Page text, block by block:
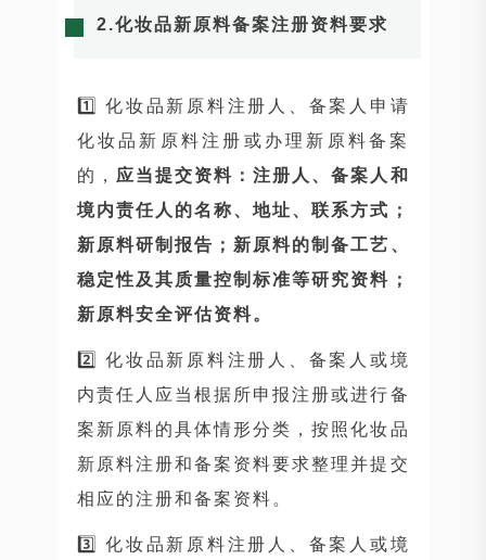
2.化妆品新原料备案注册资料要求
1️⃣ 化妆品新原料注册人、备案人申请
化妆品新原料注册或办理新原料备案
的， 应当提交资料：注册人、备案人和
境内责任人的名称、地址、联系方式；
新原料研制报告；新原料的制备工艺、
稳定性及其质量控制标准等研究资料；
新原料安全评估资料。
2️⃣ 化妆品新原料注册人、备案人或境
内责任人应当根据所申报注册或进行备
案新原料的具体情形分类，按照化妆品
新原料注册和备案资料要求整理并提交
相应的注册和备案资料。
3️⃣ 化妆品新原料注册人、备案人或境